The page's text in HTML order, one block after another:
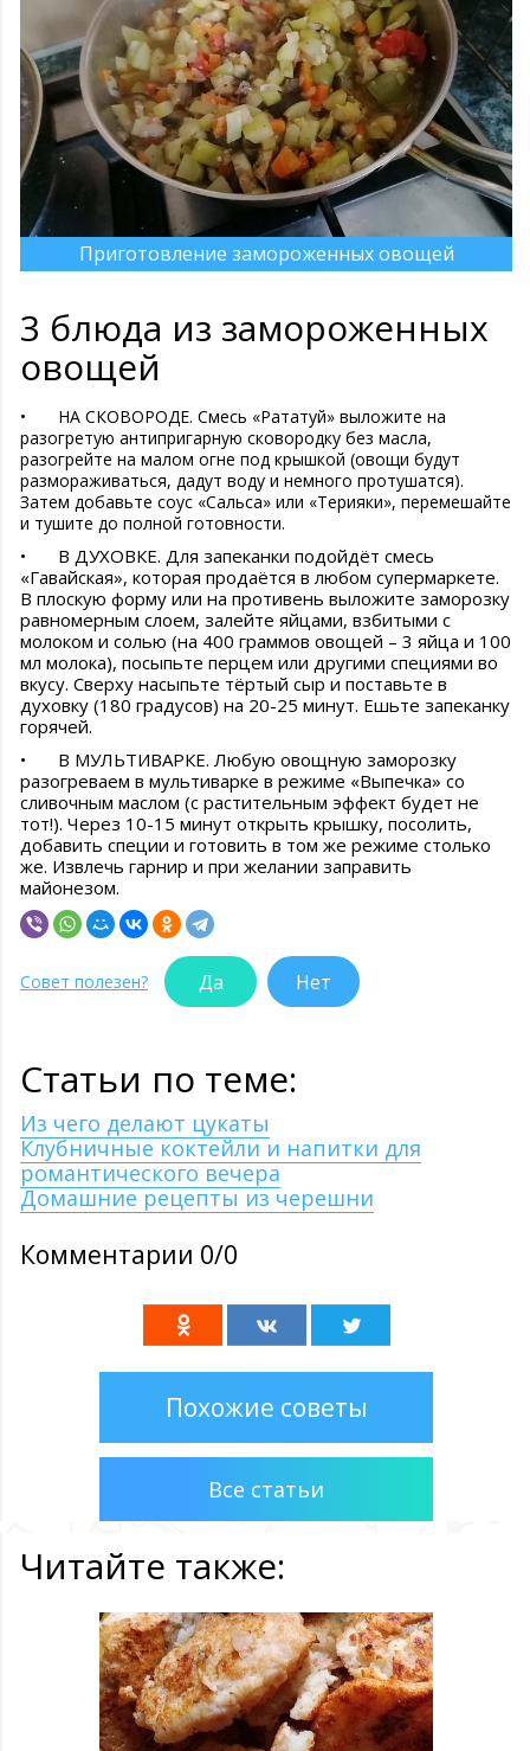
Приготовление замороженных овощей
3 блюда из замороженных
овощей
•
НА СКОВОРОДЕ. Смесь «Рататуй» выложите на
разогретую антипригарную сковородку без масла,
разогрейте на малом огне под крышкой (овощи будут
размораживаться, дадут воду и немного протушатся).
Затем добавьте соус «Сальса» или «Терияки», перемешайте
и тушите до полной готовности.
•
В ДУХОВКЕ. Для запеканки подойдёт смесь
«Гавайская», которая продаётся в любом супермаркете.
В плоскую форму или на противень выложите заморозку
равномерным слоем, залейте яйцами, взбитыми с
молоком и солью (на 400 граммов овощей – 3 яйца и 100
мл молока), посыпьте перцем или другими специями во
вкусу. Сверху насыпьте тёртый сыр и поставьте в
духовку (180 градусов) на 20-25 минут. Ешьте запеканку
горячей.
•
В МУЛЬТИВАРКЕ. Любую овощную заморозку
разогреваем в мультиварке в режиме «Выпечка» со
сливочным маслом (с растительным эффект будет не
тот!). Через 10-15 минут открыть крышку, посолить,
добавить специи и готовить в том же режиме столько
же. Извлечь гарнир и при желании заправить
майонезом.
Совет полезен? Да Нет
Статьи по теме:
Из чего делают цукаты
Клубничные коктейли и напитки для
романтического вечера
Домашние рецепты из черешни
Комментарии 0/0
Похожие советы
Все статьи
Читайте также: